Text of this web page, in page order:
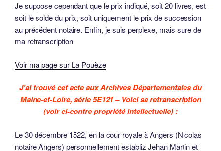
Je suppose cependant que le prix indiqué, soit 20 livres, est
soit le solde du prix, soit uniquement le prix de succession
au précédent notaire. Enfin, je suis perplexe, mais sure de
ma retranscription.
Voir ma page sur La Pouèze
J’ai trouvé cet acte aux Archives Départementales du
Maine-et-Loire, série 5E121 – Voici sa retranscription
(voir ci-contre propriété intellectuelle) :
Le 30 décembre 1522, en la cour royale à Angers (Nicolas
notaire Angers) personnellement establiz Jehan Martin et